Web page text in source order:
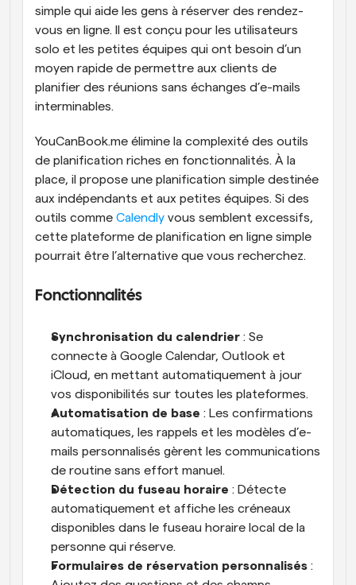
simple qui aide les gens à réserver des rendez-
vous en ligne. Il est conçu pour les utilisateurs
solo et les petites équipes qui ont besoin d’un
moyen rapide de permettre aux clients de
planifier des réunions sans échanges d’e-mails
interminables.
YouCanBook.me élimine la complexité des outils
de planification riches en fonctionnalités. À la
place, il propose une planification simple destinée
aux indépendants et aux petites équipes. Si des
outils comme Calendly vous semblent excessifs,
cette plateforme de planification en ligne simple
pourrait être l’alternative que vous recherchez.
Fonctionnalités
Synchronisation du calendrier : Se
connecte à Google Calendar, Outlook et
iCloud, en mettant automatiquement à jour
vos disponibilités sur toutes les plateformes.
Automatisation de base : Les confirmations
automatiques, les rappels et les modèles d’e-
mails personnalisés gèrent les communications
de routine sans effort manuel.
Détection du fuseau horaire : Détecte
automatiquement et affiche les créneaux
disponibles dans le fuseau horaire local de la
personne qui réserve.
Formulaires de réservation personnalisés :